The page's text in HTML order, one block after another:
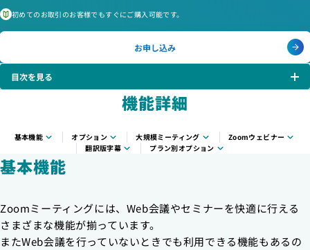
初めてのお取引のお客様でもすぐにご購入可能です。
お申し込み
目次を見る
機能詳細
基本機能 オプション 大規模ミーティング
Zoomウェビナー
翻訳版字幕
プラン別オプション
基本機能
Zoomミーティングには、Web会議やセミナーを快適に行える
さまざまな機能が揃っています。
またWeb会議を行っていないときでも利用できる機能もあるの